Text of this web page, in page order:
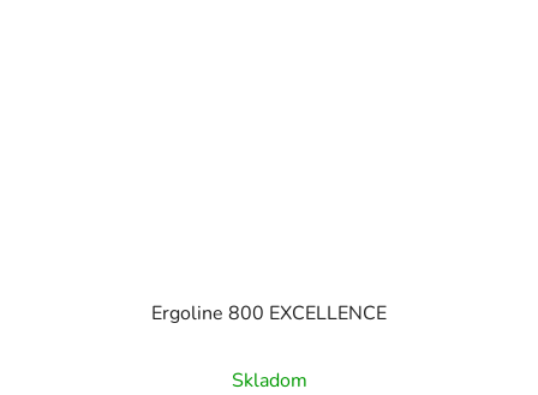
Ergoline 800 EXCELLENCE
Skladom